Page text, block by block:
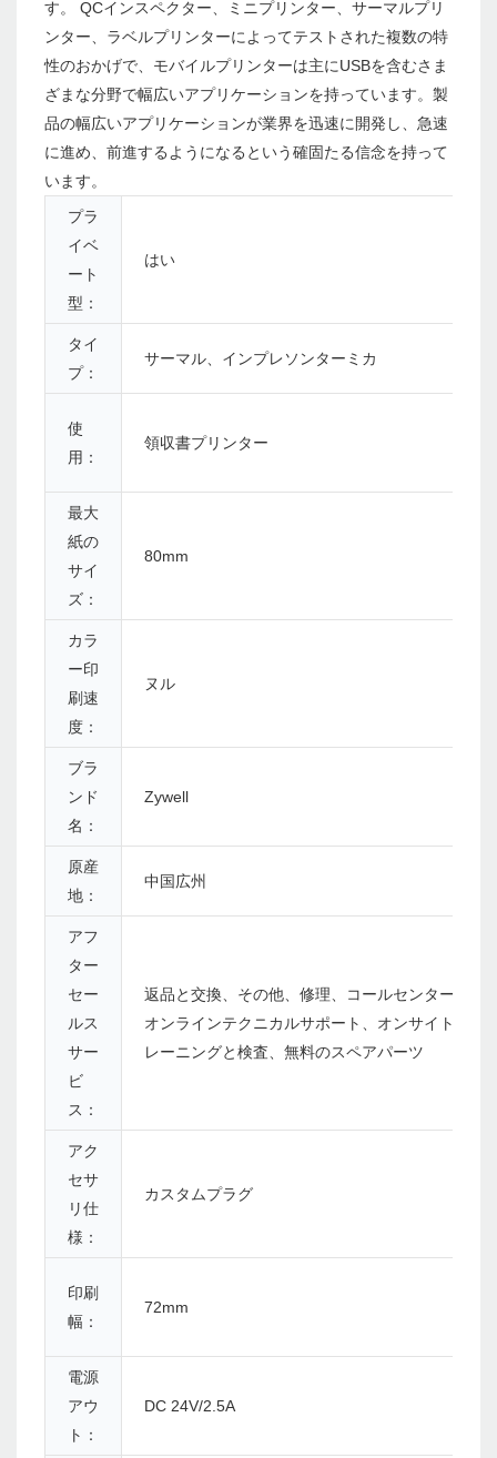
す。 QCインスペクター、ミニプリンター、サーマルプリ
ンター、ラベルプリンターによってテストされた複数の特
性のおかげで、モバイルプリンターは主にUSBを含むさま
ざまな分野で幅広いアプリケーションを持っています。製
品の幅広いアプリケーションが業界を迅速に開発し、急速
に進め、前進するようになるという確固たる信念を持って
います。
プラ
イベ
ート
型：
はい
タイ
プ：
サーマル、インプレソンターミカ
使
用：
領収書プリンター
最大
紙の
サイ
ズ：
80mm
カラ
ー印
刷速
度：
ヌル
ブラ
ンド
名：
Zywell
原産
地：
中国広州
アフ
ター
セー
ルス
サー
ビ
ス：
返品と交換、その他、修理、コールセンターと
オンラインテクニカルサポート、オンサイトト
レーニングと検査、無料のスペアパーツ
アク
セサ
リ仕
様：
カスタムプラグ
印刷
幅：
72mm
電源
アウ
ト：
DC 24V/2.5A